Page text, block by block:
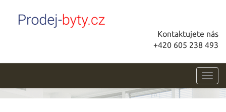
Kontaktujete nás
+420 605 238 493